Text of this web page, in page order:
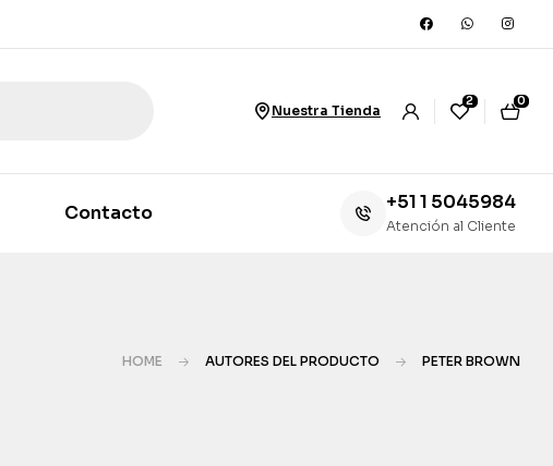
Nuestra Tienda
2 0
Contacto +51 1 5045984
Atención al Cliente
HOME AUTORES DEL PRODUCTO PETER BROWN